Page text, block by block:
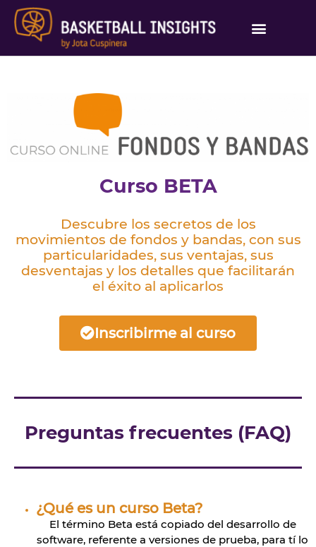
Curso BETA
Descubre los secretos de los
movimientos de fondos y bandas, con sus
particularidades, sus ventajas, sus
desventajas y los detalles que facilitarán
el éxito al aplicarlos
Inscribirme al curso
Preguntas frecuentes (FAQ)
¿Qué es un curso Beta?
El término Beta está copiado del desarrollo de
software, referente a versiones de prueba, para tí lo